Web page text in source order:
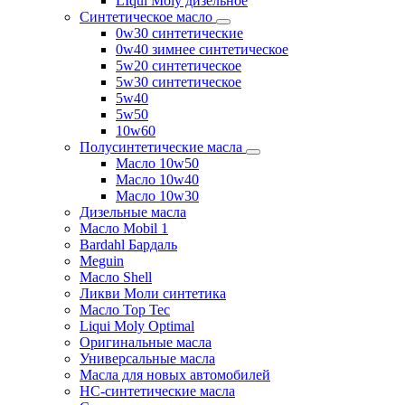
Синтетическое масло
0w30 синтетические
0w40 зимнее синтетическое
5w20 синтетическое
5w30 синтетическое
5w40
5w50
10w60
Полусинтетические масла
Масло 10w50
Масло 10w40
Масло 10w30
Дизельные масла
Масло Mobil 1
Bardahl Бардаль
Meguin
Масло Shell
Ликви Моли синтетика
Масло Top Tec
Liqui Moly Optimal
Оригинальные масла
Универсальные масла
Масла для новых автомобилей
HC-синтетические масла